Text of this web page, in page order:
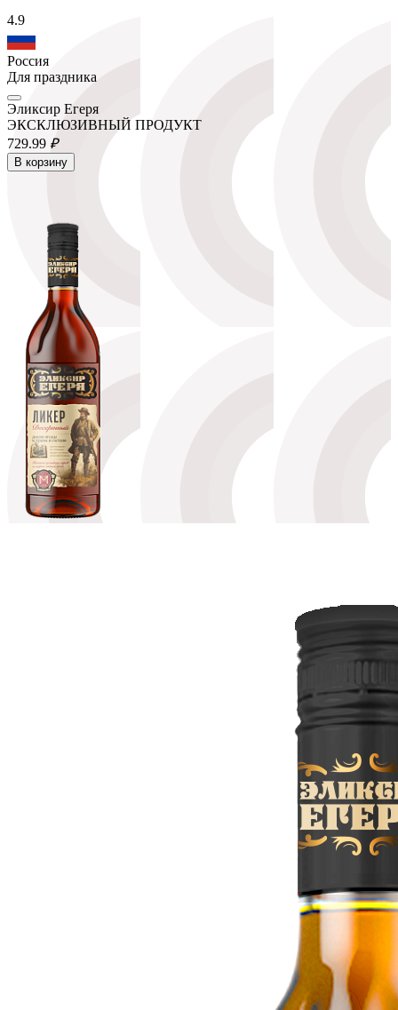
4.9
Россия
Для праздника
Эликсир Егеря
ЭКСКЛЮЗИВНЫЙ ПРОДУКТ
729.99 ₽
В корзину